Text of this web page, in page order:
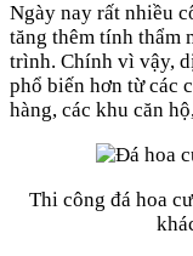
Ngày nay rất nhiều
tăng thêm tính thẩm
trình. Chính vì vậy,
phổ biến hơn từ các
hàng, các khu căn
Thi công đá hoa